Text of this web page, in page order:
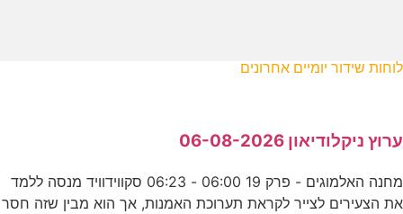
לוחות שידור יומיים אחרונים
ערוץ ניקלודיאון 06-08-2026
מחנה האלמוגים - פרק 19 06:00 - 06:23 סקווידוויד מנסה ללמד
את הצעירים לצייר לקראת תערוכת האמנות, אך הוא מבין שזה חסר